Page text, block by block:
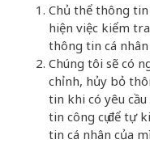
Chủ thể thông
hiện việc kiểm
thông tin cá
Chúng tôi sẽ có
chỉnh, hủy bỏ
tin khi có yêu
tin công cụ để tự
tin cá nhân của